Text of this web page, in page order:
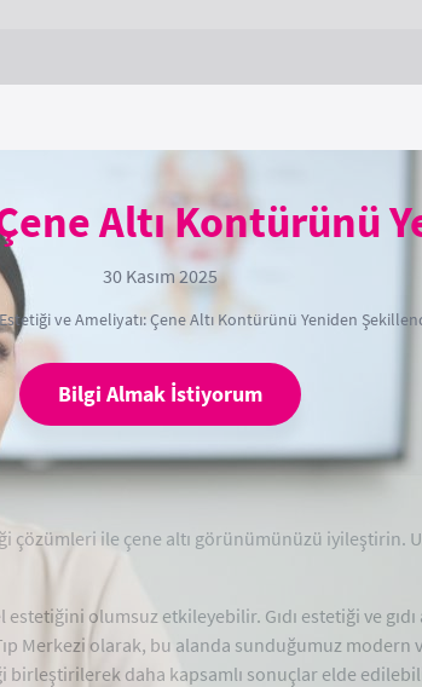
Altı Kontürünü
30 Kasım 2025
Estetiği ve Ameliyatı: Çene Altı Kontürünü Yeniden
Bilgi Almak İstiyorum
çözümleri ile çene altı görünümünüzü
olumsuz etkileyebilir. Gıdı estetiği ve
Merkezi olarak, bu alanda sunduğumuz
daha kapsamlı sonuçlar elde